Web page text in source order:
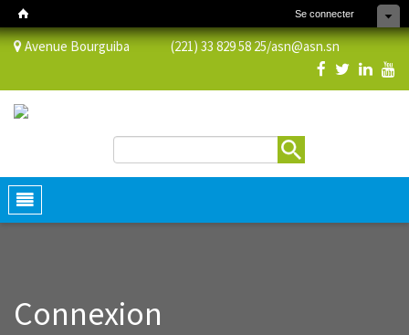
Se connecter
Avenue Bourguiba (221) 33 829 58 25/asn@asn.sn
Formulaire de recherche
Toggle
navigation
Connexion